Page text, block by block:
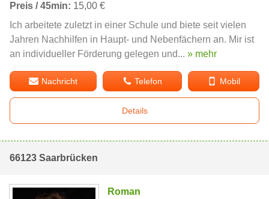
Preis / 45min: 15,00 €
Ich arbeitete zuletzt in einer Schule und biete seit vielen
Jahren Nachhilfen in Haupt- und Nebenfächern an. Mir ist
an individueller Förderung gelegen und... » mehr
Nachricht Telefon Mobil
Details
66123 Saarbrücken
Roman